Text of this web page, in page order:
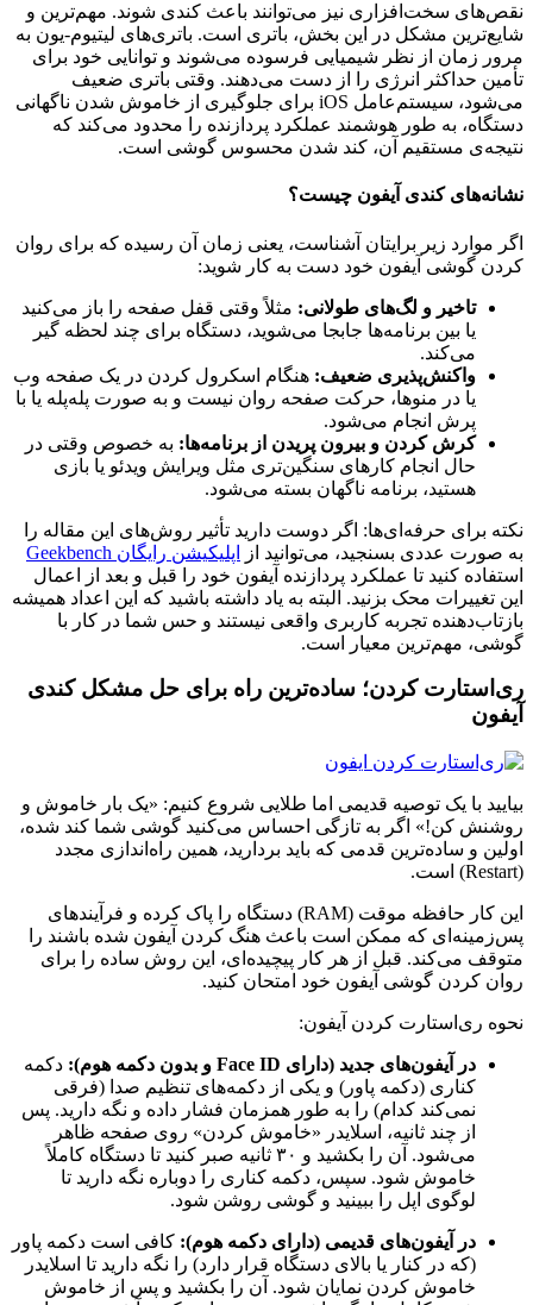
نقص‌های سخت‌افزاری نیز می‌توانند باعث کندی شوند. مهم‌ترین و
شایع‌ترین مشکل در این بخش، باتری است. باتری‌های لیتیوم-یون به
مرور زمان از نظر شیمیایی فرسوده می‌شوند و توانایی خود برای
تأمین حداکثر انرژی را از دست می‌دهند. وقتی باتری ضعیف
می‌شود، سیستم‌عامل iOS برای جلوگیری از خاموش شدن ناگهانی
دستگاه، به طور هوشمند عملکرد پردازنده را محدود می‌کند که
نتیجه‌ی مستقیم آن، کند شدن محسوس گوشی است.
نشانه‌های کندی آیفون چیست؟
اگر موارد زیر برایتان آشناست، یعنی زمان آن رسیده که برای روان
کردن گوشی آیفون خود دست به کار شوید:
تاخیر و لگ‌های طولانی: مثلاً وقتی قفل صفحه را باز می‌کنید
یا بین برنامه‌ها جابجا می‌شوید، دستگاه برای چند لحظه گیر
می‌کند.
واکنش‌پذیری ضعیف: هنگام اسکرول کردن در یک صفحه وب
یا در منوها، حرکت صفحه روان نیست و به صورت پله‌پله یا با
پرش انجام می‌شود.
کرش کردن و بیرون پریدن از برنامه‌ها: به خصوص وقتی در
حال انجام کارهای سنگین‌تری مثل ویرایش ویدئو یا بازی
هستید، برنامه ناگهان بسته می‌شود.
نکته برای حرفه‌ای‌ها: اگر دوست دارید تأثیر روش‌های این مقاله را
به صورت عددی بسنجید، می‌توانید از
اپلیکیشن رایگان Geekbench
استفاده کنید تا عملکرد پردازنده آیفون خود را قبل و بعد از اعمال
این تغییرات محک بزنید. البته به یاد داشته باشید که این اعداد همیشه
بازتاب‌دهنده تجربه کاربری واقعی نیستند و حس شما در کار با
گوشی، مهم‌ترین معیار است.
ری‌استارت کردن؛ ساده‌ترین راه برای حل مشکل کندی
آیفون
بیایید با یک توصیه قدیمی اما طلایی شروع کنیم: «یک بار خاموش و
روشنش کن!» اگر به تازگی احساس می‌کنید گوشی شما کند شده،
اولین و ساده‌ترین قدمی که باید بردارید، همین راه‌اندازی مجدد
(Restart) است.
این کار حافظه موقت (RAM) دستگاه را پاک کرده و فرآیندهای
پس‌زمینه‌ای که ممکن است باعث هنگ کردن آیفون شده باشند را
متوقف می‌کند. قبل از هر کار پیچیده‌ای، این روش ساده را برای
روان کردن گوشی آیفون خود امتحان کنید.
نحوه ری‌استارت کردن آیفون:
در آیفون‌های جدید (دارای Face ID و بدون دکمه هوم):
دکمه
کناری (دکمه پاور) و یکی از دکمه‌های تنظیم صدا (فرقی
نمی‌کند کدام) را به طور همزمان فشار داده و نگه دارید. پس
از چند ثانیه، اسلایدر «خاموش کردن» روی صفحه ظاهر
می‌شود. آن را بکشید و ۳۰ ثانیه صبر کنید تا دستگاه کاملاً
خاموش شود. سپس، دکمه کناری را دوباره نگه دارید تا
لوگوی اپل را ببینید و گوشی روشن شود.
در آیفون‌های قدیمی (دارای دکمه هوم): کافی است دکمه پاور
(که در کنار یا بالای دستگاه قرار دارد) را نگه دارید تا اسلایدر
خاموش کردن نمایان شود. آن را بکشید و پس از خاموش